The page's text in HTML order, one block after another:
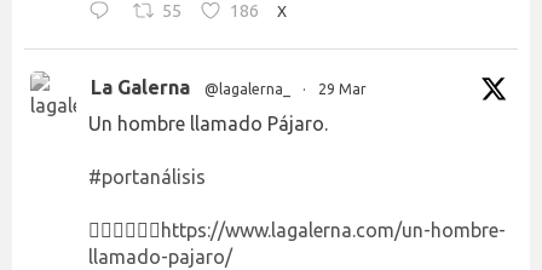
55 186 X
La Galerna @lagalerna_ · 29 Mar
Un hombre llamado Pájaro.
#portanálisis
👉🏻👉🏻👉🏻 https://www.lagalerna.com/un-hombre-
llamado-pajaro/